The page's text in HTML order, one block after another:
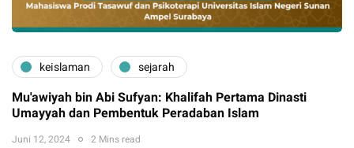
keislaman sejarah
Mu'awiyah bin Abi Sufyan: Khalifah Pertama Dinasti
Umayyah dan Pembentuk Peradaban Islam
Juni 12, 2024 2 Mins read